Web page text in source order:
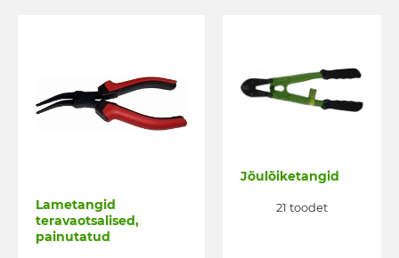
Lametangid
teravaotsalised,
painutatud
Jõulõiketangid
21 toodet